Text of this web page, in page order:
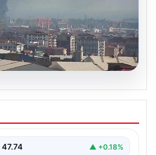
çıkan
47.74 ▲ +0.18%